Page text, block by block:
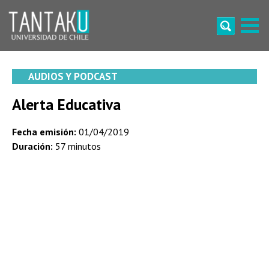
content
AUDIOS Y PODCAST
Alerta Educativa
Fecha emisión: 01/04/2019
Duración: 57 minutos